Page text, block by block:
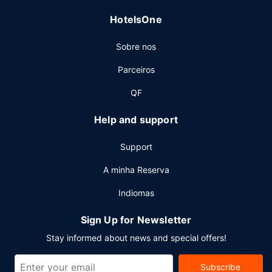
As principais comodidades incluem um business center
a seco. Há estacionamento grátis no local.
HotelsOne
Sobre nos
Parceiros
QF
Help and support
Support
A minha Reserva
Indiomas
Sign Up for Newsletter
Stay informed about news and special offers!
Subscribe